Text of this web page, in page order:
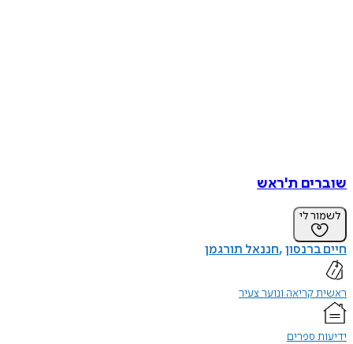
שוברים ת'ראש
לשמור לי
חיים ברנסון חננאל תורגמן
ראשית קריאה ונוער צעיר
ידיעות ספרים